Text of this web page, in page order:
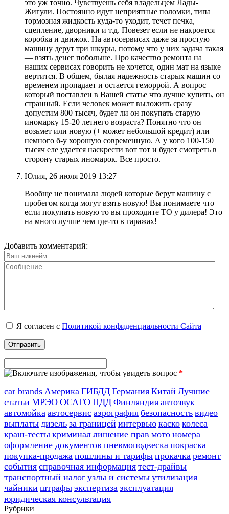
это уж точно. Чувствуешь себя владельцем Лады-
Жигули. Постоянно идут неприятные поломки, типа
тормозная жидкость куда-то уходит, течет печка,
сцепление, дворники и т.д. Повезет если не накроется
коробка и движок. На автосервисах даже за простую
машину дерут три шкуры, потому что у них задача такая
— взять денег побольше. Про качество ремонта на
наших сервисах говорить не хочется, один мат на языке
вертится. В общем, былая надежность старых машин со
временем пропадает и остается геморрой. А вопрос
который поставлен в Вашей статье что лучше купить, он
странный. Если человек может выложить сразу
допустим 800 тысяч, будет ли он покупать старую
иномарку 15-20 летнего возраста? Понятно что он
возьмет или новую (+ может небольшой кредит) или
немного б-у хорошую современную. А у кого 100-150
тысяч еле удается наскрести вот тот и будет смотреть в
сторону старых иномарок. Все просто.
Юлия, 26 июля 2019 13:27
Вообще не понимала людей которые берут машину с
пробегом когда могут взять новую! Вы понимаете что
если покупать новую то вы проходите ТО у дилера! Это
на много лучше чем где-то в гаражах!
Добавить комментарий:
Я согласен с Политикой конфиденциальности Сайта
*
car brands Америка ГИБДД Германия Китай Лучшие
статьи МРЭО ОСАГО ПДД Финляндия автозвук
автомойка автосервис аэрография безопасность видео
выплаты дизель за границей интервью каско колеса
краш-тесты криминал лишение прав мото номера
оформление документов пневмоподвеска покраска
покупка-продажа пошлины и тарифы прокачка ремонт
события справочная информация тест-драйвы
транспортный налог узлы и системы утилизация
чайники штрафы экспертиза эксплуатация
юридическая консультация
Рубрики